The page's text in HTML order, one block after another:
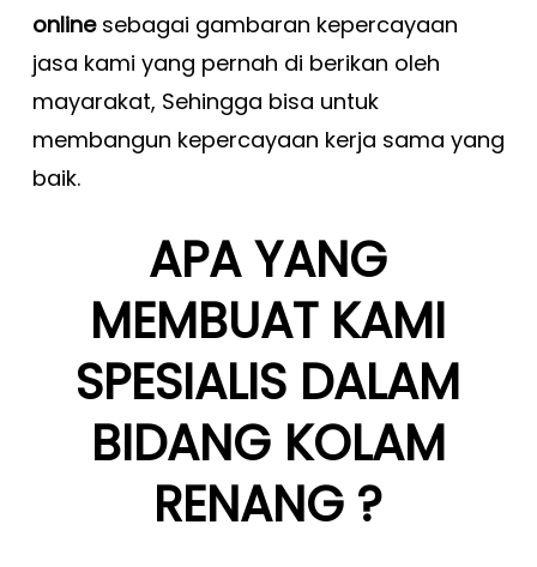
onlinesebagai gambaran kepercayaan
jasa kami yang pernah di berikan oleh
mayarakat, Sehingga bisa untuk
membangun kepercayaan kerja sama yang
baik.
APA YANG
MEMBUAT KAMI
SPESIALIS DALAM
BIDANG KOLAM
RENANG ?